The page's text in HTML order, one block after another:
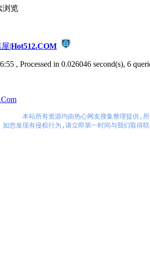
浏览
|Hot512.COM
, Processed in 0.026046 second(s), 6
本站所有资源均由热心网友搜集整理提供,
如您发现有侵权行为,请立即第一时间与我们取得